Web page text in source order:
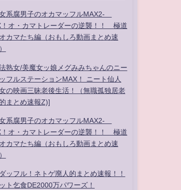
系腐男子のオカマッフルMAX2-
！オ・カマトレーダーの逆襲！！ 極道
カマたち編（おもしろ動画まとめ速
熟女/美魔女ッ娘メグみみちゃんのニー
ッフルステーションMAX！ ニート仙人
の映画三昧老後生活！（無職孤独居老
まとめ速報Z)]
系腐男子のオカマッフルMAX2-
！オ・カマトレーダーの逆襲！！ 極道
カマたち編（おもしろ動画まとめ速
ッフル！ネトゲ廃人的まとめ速報！！
ト乞食DE2000万パワーズ！